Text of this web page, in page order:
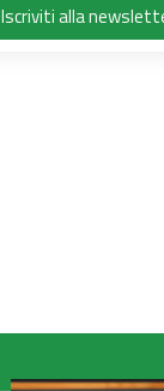
Iscriviti alla